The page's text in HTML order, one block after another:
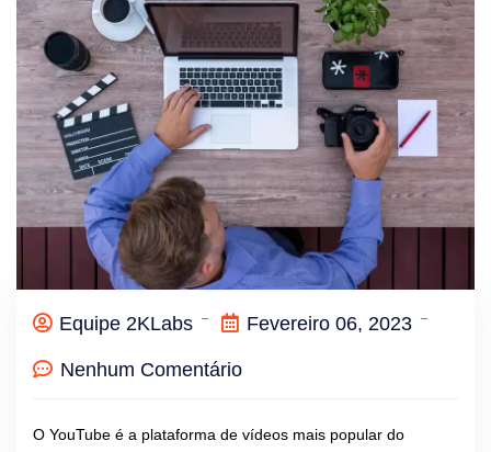
Equipe 2KLabs Fevereiro 06, 2023
Nenhum Comentário
O YouTube é a plataforma de vídeos mais popular do